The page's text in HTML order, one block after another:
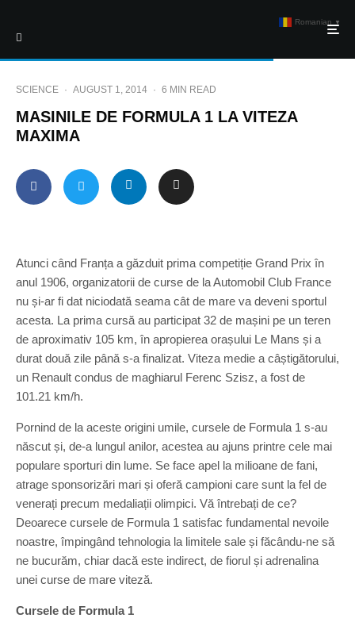
SCIENCE · AUGUST 1, 2014 · 6 MIN READ
MASINILE DE FORMULA 1 LA VITEZA
MAXIMA
Atunci când Franța a găzduit prima competiție Grand Prix în
anul 1906, organizatorii de curse de la Automobil Club France
nu și-ar fi dat niciodată seama cât de mare va deveni sportul
acesta. La prima cursă au participat 32 de mașini pe un teren
de aproximativ 105 km, în apropierea orașului Le Mans și a
durat două zile până s-a finalizat. Viteza medie a câștigătorului,
un Renault condus de maghiarul Ferenc Szisz, a fost de
101.21 km/h.
Pornind de la aceste origini umile, cursele de Formula 1 s-au
născut și, de-a lungul anilor, acestea au ajuns printre cele mai
populare sporturi din lume. Se face apel la milioane de fani,
atrage sponsorizări mari și oferă campioni care sunt la fel de
venerați precum medaliații olimpici. Vă întrebați de ce?
Deoarece cursele de Formula 1 satisfac fundamental nevoile
noastre, împingând tehnologia la limitele sale și făcându-ne să
ne bucurăm, chiar dacă este indirect, de fiorul și adrenalina
unei curse de mare viteză.
Cursele de Formula 1
Romanian ▼